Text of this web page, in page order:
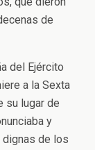
de
del Ejército
a la Sexta
su lugar de
y
de los